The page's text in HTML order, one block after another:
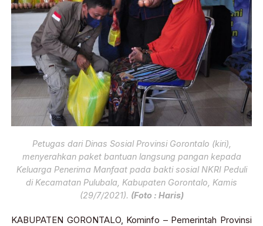
Petugas dari Dinas Sosial Provinsi Gorontalo (kiri),
menyerahkan paket bantuan langsung pangan kepada
Keluarga Penerima Manfaat pada bakti sosial NKRI Peduli
di Kecamatan Pulubala, Kabupaten Gorontalo, Kamis
(29/7/2021). (Foto : Haris)
KABUPATEN GORONTALO, Kominfo – Pemerintah Provinsi